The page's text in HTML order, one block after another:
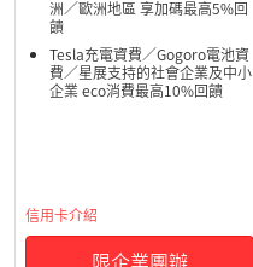
洲／歐洲地區 享加碼最高5%回
饋
Tesla充電資費／Gogoro電池資
費／星展支持的社會企業及中小
企業 eco消費最高10%回饋
信用卡介紹
限企業團辦